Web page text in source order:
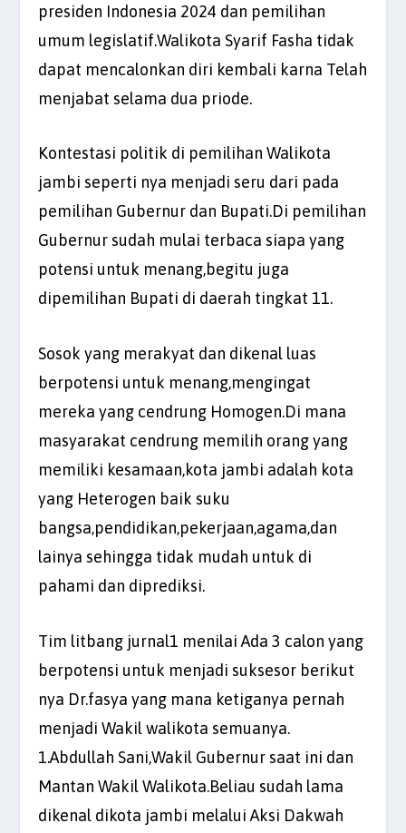
presiden Indonesia 2024 dan pemilihan
umum legislatif.Walikota Syarif Fasha tidak
dapat mencalonkan diri kembali karna Telah
menjabat selama dua priode.
Kontestasi politik di pemilihan Walikota
jambi seperti nya menjadi seru dari pada
pemilihan Gubernur dan Bupati.Di pemilihan
Gubernur sudah mulai terbaca siapa yang
potensi untuk menang,begitu juga
dipemilihan Bupati di daerah tingkat 11.
Sosok yang merakyat dan dikenal luas
berpotensi untuk menang,mengingat
mereka yang cendrung Homogen.Di mana
masyarakat cendrung memilih orang yang
memiliki kesamaan,kota jambi adalah kota
yang Heterogen baik suku
bangsa,pendidikan,pekerjaan,agama,dan
lainya sehingga tidak mudah untuk di
pahami dan diprediksi.
Tim litbang jurnal1 menilai Ada 3 calon yang
berpotensi untuk menjadi suksesor berikut
nya Dr.fasya yang mana ketiganya pernah
menjadi Wakil walikota semuanya.
1.Abdullah Sani,Wakil Gubernur saat ini dan
Mantan Wakil Walikota.Beliau sudah lama
dikenal dikota jambi melalui Aksi Dakwah